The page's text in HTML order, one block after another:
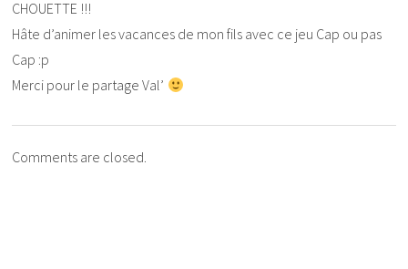
CHOUETTE !!!
Hâte d’animer les vacances de mon fils avec ce jeu Cap ou pas
Cap :p
Merci pour le partage Val’
Comments are closed.